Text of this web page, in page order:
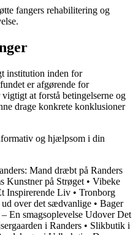
fangers rehabilitering og
institution inden for
er afgørende for
at forstå betingelserne og
drage konkrete konklusioner
og hjælpsom i din
Mand dræbt på Randers
Kunstner på Strøget • Vibeke
Inspirerende Liv • Tronborg
over det sædvanlige • Bager
En smagsoplevelse Udover Det
i Randers • Slikbutik i